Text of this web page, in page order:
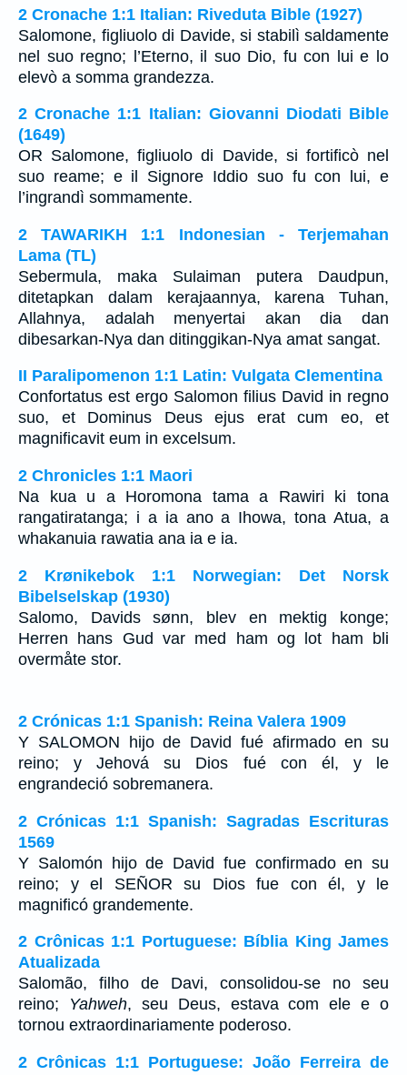
2 Cronache 1:1 Italian: Riveduta Bible (1927)
Salomone, figliuolo di Davide, si stabilì saldamente
nel suo regno; l’Eterno, il suo Dio, fu con lui e lo
elevò a somma grandezza.
2 Cronache 1:1 Italian: Giovanni Diodati Bible
(1649)
OR Salomone, figliuolo di Davide, si fortificò nel
suo reame; e il Signore Iddio suo fu con lui, e
l’ingrandì sommamente.
2 TAWARIKH 1:1 Indonesian - Terjemahan
Lama (TL)
Sebermula, maka Sulaiman putera Daudpun,
ditetapkan dalam kerajaannya, karena Tuhan,
Allahnya, adalah menyertai akan dia dan
dibesarkan-Nya dan ditinggikan-Nya amat sangat.
II Paralipomenon 1:1 Latin: Vulgata Clementina
Confortatus est ergo Salomon filius David in regno
suo, et Dominus Deus ejus erat cum eo, et
magnificavit eum in excelsum.
2 Chronicles 1:1 Maori
Na kua u a Horomona tama a Rawiri ki tona
rangatiratanga; i a ia ano a Ihowa, tona Atua, a
whakanuia rawatia ana ia e ia.
2 Krønikebok 1:1 Norwegian: Det Norsk
Bibelselskap (1930)
Salomo, Davids sønn, blev en mektig konge;
Herren hans Gud var med ham og lot ham bli
overmåte stor.
2 Crónicas 1:1 Spanish: Reina Valera 1909
Y SALOMON hijo de David fué afirmado en su
reino; y Jehová su Dios fué con él, y le
engrandeció sobremanera.
2 Crónicas 1:1 Spanish: Sagradas Escrituras
1569
Y Salomón hijo de David fue confirmado en su
reino; y el SEÑOR su Dios fue con él, y le
magnificó grandemente.
2 Crônicas 1:1 Portuguese: Bíblia King James
Atualizada
Salomão, filho de Davi, consolidou-se no seu
reino;
Yahweh, seu Deus, estava com ele e o
tornou extraordinariamente poderoso.
2 Crônicas 1:1 Portuguese: João Ferreira de